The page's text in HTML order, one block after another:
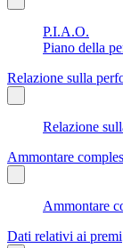
P.I.A.O.
Piano della
Relazione sulla
Relazione
Ammontare
Ammontare
Dati relativi ai premi